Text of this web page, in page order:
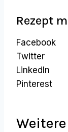
Rezept
Facebook
Twitter
LinkedIn
Pinterest